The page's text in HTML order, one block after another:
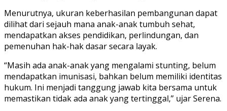
Menurutnya, ukuran keberhasilan pembangunan dapat
dilihat dari sejauh mana anak-anak tumbuh sehat,
mendapatkan akses pendidikan, perlindungan, dan
pemenuhan hak-hak dasar secara layak.
“Masih ada anak-anak yang mengalami stunting, belum
mendapatkan imunisasi, bahkan belum memiliki identitas
hukum. Ini menjadi tanggung jawab kita bersama untuk
memastikan tidak ada anak yang tertinggal,” ujar Serena.